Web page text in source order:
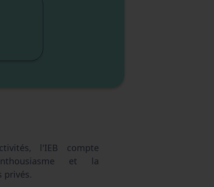
l'IEB compte
et la
privés.